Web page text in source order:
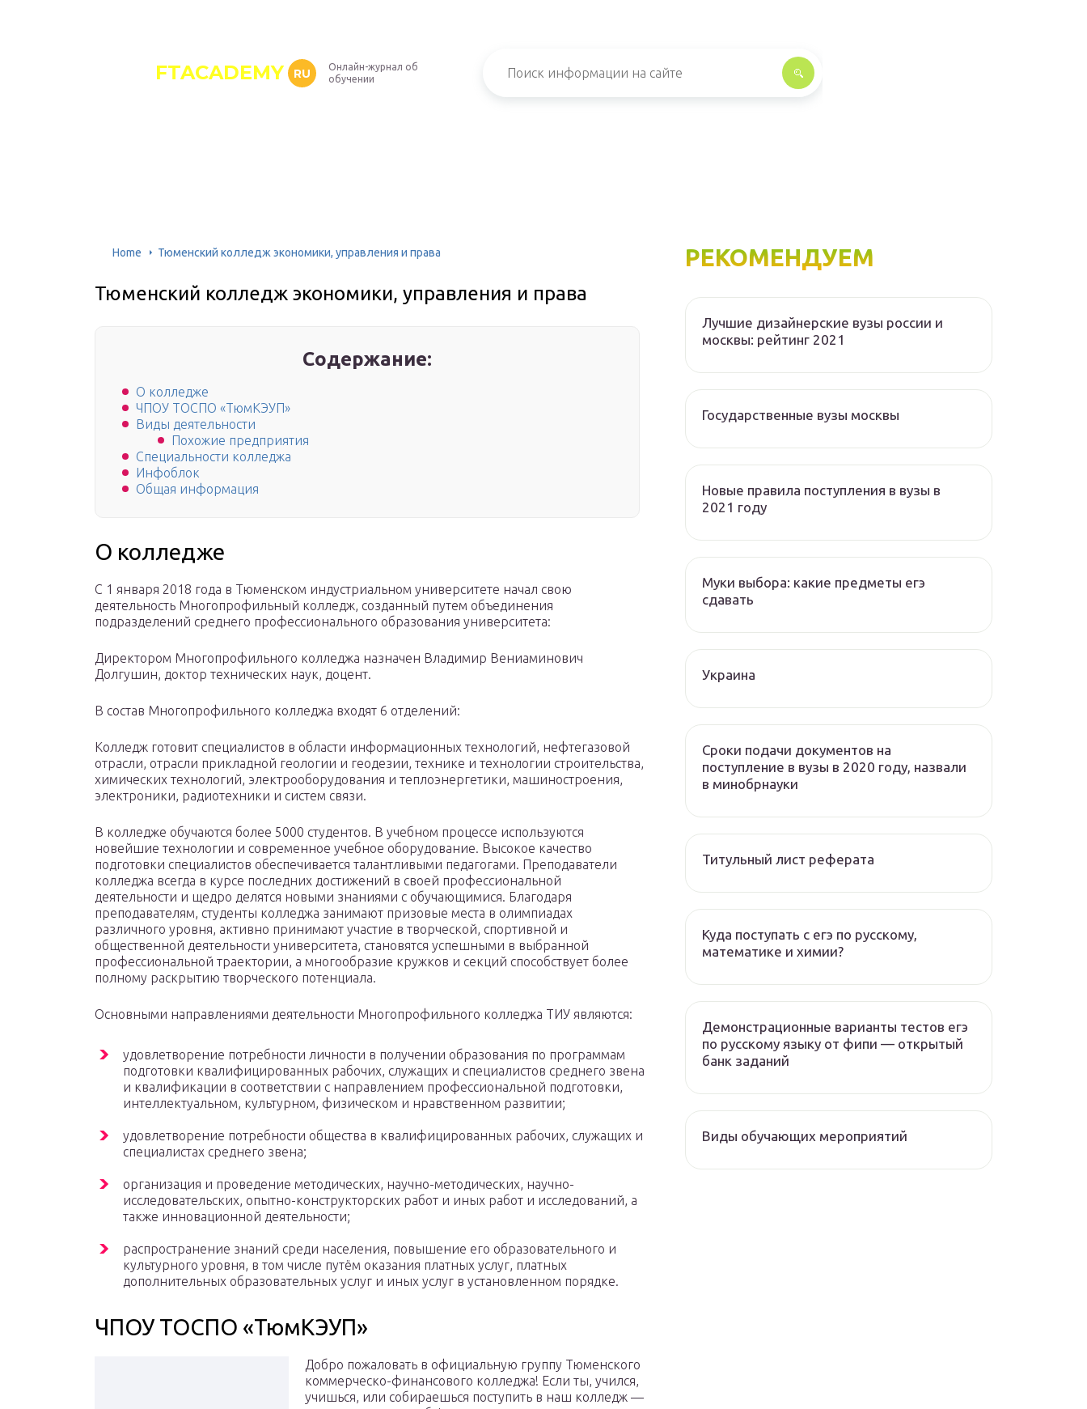
FTACADEMY RU
Онлайн-журнал об
обучении
Home Тюменский колледж экономики, управления и права
Тюменский колледж экономики, управления и права
Содержание:
О колледже
ЧПОУ ТОСПО «ТюмКЭУП»
Виды деятельности
Похожие предприятия
Специальности колледжа
Инфоблок
Общая информация
О колледже
C 1 января 2018 года в Тюменском индустриальном университете начал свою
деятельность Многопрофильный колледж, созданный путем объединения
подразделений среднего профессионального образования университета:
Директором Многопрофильного колледжа назначен Владимир Вениаминович
Долгушин, доктор технических наук, доцент.
В состав Многопрофильного колледжа входят 6 отделений:
Колледж готовит специалистов в области информационных технологий, нефтегазовой
отрасли, отрасли прикладной геологии и геодезии, технике и технологии строительства,
химических технологий, электрооборудования и теплоэнергетики, машиностроения,
электроники, радиотехники и систем связи.
В колледже обучаются более 5000 студентов. В учебном процессе используются
новейшие технологии и современное учебное оборудование. Высокое качество
подготовки специалистов обеспечивается талантливыми педагогами. Преподаватели
колледжа всегда в курсе последних достижений в своей профессиональной
деятельности и щедро делятся новыми знаниями с обучающимися. Благодаря
преподавателям, студенты колледжа занимают призовые места в олимпиадах
различного уровня, активно принимают участие в творческой, спортивной и
общественной деятельности университета, становятся успешными в выбранной
профессиональной траектории, а многообразие кружков и секций способствует более
полному раскрытию творческого потенциала.
Основными направлениями деятельности Многопрофильного колледжа ТИУ являются:
удовлетворение потребности личности в получении образования по программам
подготовки квалифицированных рабочих, служащих и специалистов среднего звена
и квалификации в соответствии с направлением профессиональной подготовки,
интеллектуальном, культурном, физическом и нравственном развитии;
удовлетворение потребности общества в квалифицированных рабочих, служащих и
специалистах среднего звена;
организация и проведение методических, научно-методических, научно-
исследовательских, опытно-конструкторских работ и иных работ и исследований, а
также инновационной деятельности;
распространение знаний среди населения, повышение его образовательного и
культурного уровня, в том числе путём оказания платных услуг, платных
дополнительных образовательных услуг и иных услуг в установленном порядке.
ЧПОУ ТОСПО «ТюмКЭУП»
Добро пожаловать в официальную группу Тюменского
коммерческо-финансового колледжа! Если ты, учился,
учишься, или собираешься поступить в наш колледж —
РЕКОМЕНДУЕМ
Лучшие дизайнерские вузы россии и
москвы: рейтинг 2021
Государственные вузы москвы
Новые правила поступления в вузы в
2021 году
Муки выбора: какие предметы егэ
сдавать
Украина
Сроки подачи документов на
поступление в вузы в 2020 году, назвали
в минобрнауки
Титульный лист реферата
Куда поступать с егэ по русскому,
математике и химии?
Демонстрационные варианты тестов егэ
по русскому языку от фипи — открытый
банк заданий
Виды обучающих мероприятий